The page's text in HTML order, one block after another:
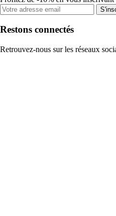
Restons connectés
Retrouvez-nous sur les réseaux